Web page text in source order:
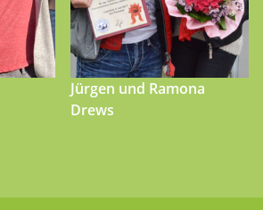
Jürgen und Ramona
Drews